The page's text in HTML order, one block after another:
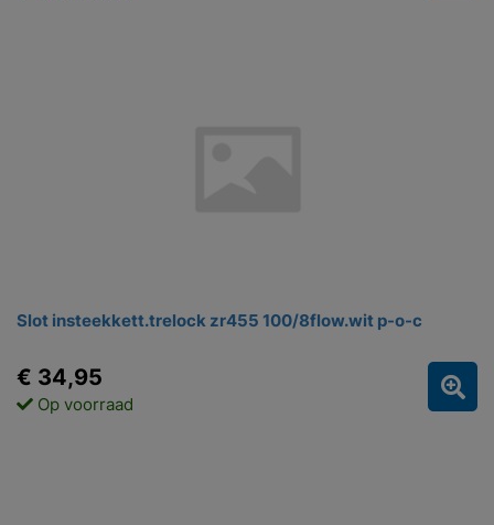
Slot insteekkett.trelock zr455 100/8flow.wit p-o-c
€ 34,95
Op voorraad